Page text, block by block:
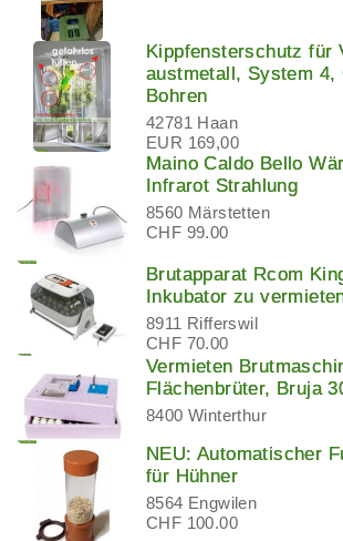
Kippfensterschutz für
austmetall, System 4,
Bohren
42781 Haan
EUR 169,00
Maino Caldo Bello
Infrarot Strahlung
8560 Märstetten
CHF 99.00
Brutapparat Rcom
Inkubator zu
8911 Rifferswil
CHF 70.00
Vermieten
Flächenbrüter, Bruja
8400 Winterthur
NEU: Automatischer
für Hühner
8564 Engwilen
CHF 100.00